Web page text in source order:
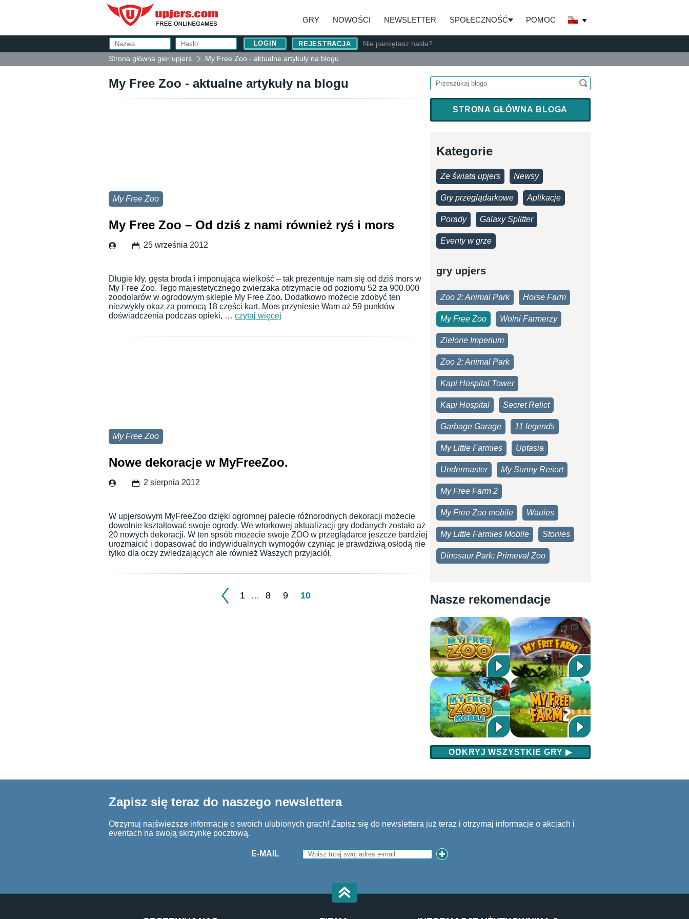
GRY NOWOŚCI NEWSLETTER SPOŁECZNOŚĆ POMOC
REJESTRACJA
Nie pamiętasz hasła?
Strona główna gier upjers
My Free Zoo - aktualne artykuły na blogu
My Free Zoo - aktualne artykuły na blogu
My Free Zoo
My Free Zoo – Od dziś z nami również ryś i mors
25 września 2012
Długie kły, gęsta broda i imponująca wielkość – tak prezentuje nam się od dziś mors w
My Free Zoo. Tego majestetycznego zwierzaka otrzymacie od poziomu 52 za 900.000
zoodolarów w ogrodowym sklepie My Free Zoo. Dodatkowo możecie zdobyć ten
niezwykły okaz za pomocą 18 części kart. Mors przyniesie Wam aż 59 punktów
doświadczenia podczas opieki, … czytaj więcej
My Free Zoo
Nowe dekoracje w MyFreeZoo.
2 sierpnia 2012
W upjersowym MyFreeZoo dzięki ogromnej palecie różnorodnych dekoracji możecie
dowolnie kształtować swoje ogrody. We wtorkowej aktualizacji gry dodanych zostało aż
20 nowych dekoracji. W ten spsób możecie swoje ZOO w przeglądarce jeszcze bardziej
urozmaicić i dopasować do indywidualnych wymogów czyniąc je prawdziwą osłodą nie
tylko dla oczy zwiedzających ale również Waszych przyjaciół.
1 … 8 9 10
STRONA GŁÓWNA BLOGA
Kategorie
Ze świata upjers Newsy
Gry przeglądarkowe Aplikacje
Porady Galaxy Splitter
Eventy w grze
gry upjers
Zoo 2: Animal Park Horse Farm
My Free Zoo Wolni Farmerzy
Zielone Imperium
Zoo 2: Animal Park
Kapi Hospital Tower
Kapi Hospital Secret Relict
Garbage Garage 11 legends
My Little Farmies Uptasia
Undermaster My Sunny Resort
My Free Farm 2
My Free Zoo mobile Wauies
My Little Farmies Mobile Stonies
Dinosaur Park: Primeval Zoo
Nasze rekomendacje
ODKRYJ WSZYSTKIE GRY ▶
Zapisz się teraz do naszego newslettera
Otrzymuj najświeższe informacje o swoich ulubionych grach! Zapisz się do newslettera już teraz i otrzymaj informacje o akcjach i
eventach na swoją skrzynkę pocztową.
E-MAIL